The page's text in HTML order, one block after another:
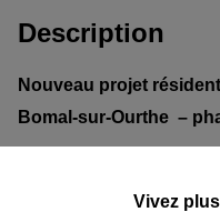
Vivez
Description
Nouveau projet
Bomal-sur-Ourthe –
Situé à Bomal-sur-